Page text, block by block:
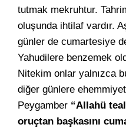
tutmak mekruhtur.
oluşunda ihtilaf vardır.
günler de cumartesiye
Yahudilere benzemek
Nitekim onlar yalnızca
diğer günlere
Peygamber “Allahü
oruçtan başkasını